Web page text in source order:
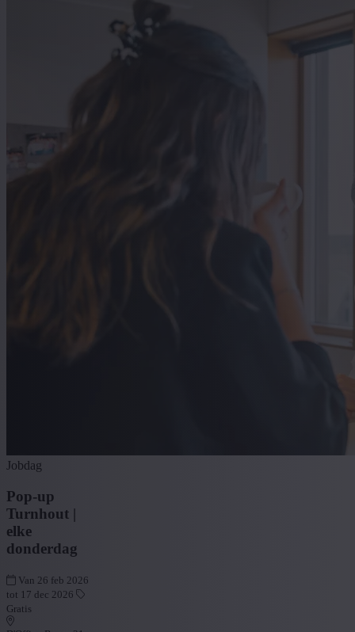
Jobdag
Pop-up
Turnhout |
elke
donderdag
Van 26 feb 2026
tot 17 dec 2026
Gratis